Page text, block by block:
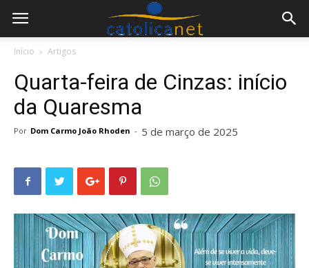
Início Artigos
Quarta-feira de Cinzas: início
da Quaresma
Por Dom Carmo João Rhoden - 5 de março de 2025